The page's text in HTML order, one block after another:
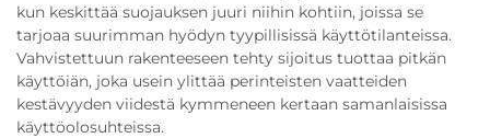
kun keskittää suojauksen juuri niihin kohtiin, joissa se
tarjoaa suurimman hyödyn tyypillisissä käyttötilanteissa.
Vahvistettuun rakenteeseen tehty sijoitus tuottaa pitkän
käyttöiän, joka usein ylittää perinteisten vaatteiden
kestävyyden viidestä kymmeneen kertaan samanlaisissa
käyttöolosuhteissa.